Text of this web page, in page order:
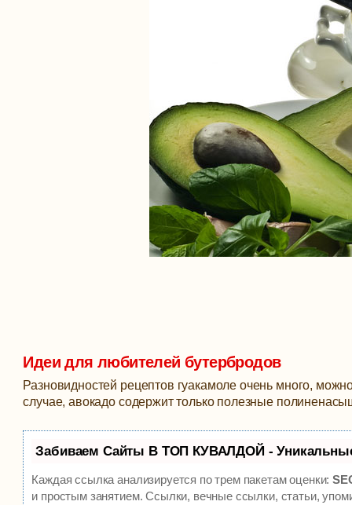
Идеи для любителей бутербродов
Разновидностей рецептов гуакамоле очень много,
случае, авокадо содержит только полезные
Забиваем Сайты В ТОП КУВАЛДОЙ -
Каждая ссылка анализируется по трем пакетам оценки:
и простым занятием. Ссылки, вечные ссылки, статьи,